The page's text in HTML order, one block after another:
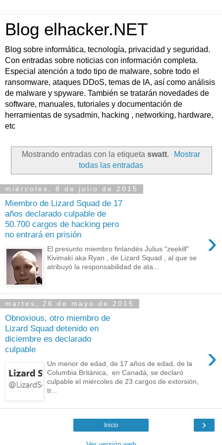
Blog elhacker.NET
Blog sobre informática, tecnología, privacidad y seguridad.
Con entradas sobre noticias con información completa.
Especial atención a todo tipo de malware, sobre todo el
ransomware, ataques DDoS, temas de IA, así como análisis
de malware y spyware. También se tratarán novedades de
software, manuales, tutoriales y documentación de
herramientas de sysadmin, hacking , networking, hardware,
etc
Mostrando entradas con la etiqueta swatt.
Mostrar
todas las entradas
miércoles, 8 de julio de 2015
Miembro de Lizard Squad de 17
años declarado culpable de
50.700 cargos de hacking pero
no entrará en prisión
›
El presunto miembro finlandés Julius "zeekill"
Kivimaki aka Ryan , de Lizard Squad , al que se
atribuyó la responsabilidad de ata...
martes, 26 de mayo de 2015
Obnoxious, otro miembro de
Lizard Squad detenido en
diciembre es declarado
culpable
›
Un menor de edad, de 17 años de edad, de la
Columbia Británica, en Canadá, se declaró
culpable el miércoles de 23 cargos de extorsión,
tr...
›
Inicio